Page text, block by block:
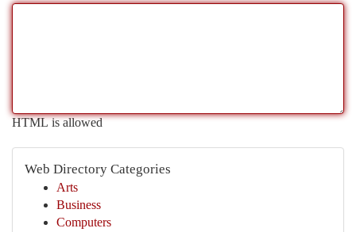
HTML is allowed
Web Directory Categories
Arts
Business
Computers